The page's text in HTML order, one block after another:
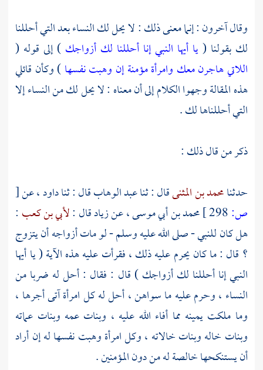
وقال آخرون : إنما معنى ذلك : لا يحل لك النساء بعد التي أحللنا
لك بقولنا (يا أيها النبي إنا أحللنا لك أزواجك ) إلى قوله (
اللاتي هاجرن معك وامرأة مؤمنة إن وهبت نفسها) وكأن قائلي
هذه المقالة وجهوا الكلام إلى أن معناه : لا يحل لك من النساء إلا
التي أحللناها لك .
ذكر من قال ذلك :
حدثنامحمد بن المثنىقال : ثناعبد الوهابقال : ثناداود ،عن[
ص:
محمد بن أبي موسى ،عنزيادقال :لأبي بن كعب :
هل كان للنبي - صلى الله عليه وسلم - لو مات أزواجه أن يتزوج
؟ قال : ما كان يحرم عليه ذلك ، فقرأت عليه هذه الآية ( يا أيها
النبي إنا أحللنا لك أزواجك ) قال : فقال : أحل له ضربا من
النساء ، وحرم عليه ما سواهن ، أحل له كل امرأة آتى أجرها ،
وما ملكت يمينه مما أفاء الله عليه ، وبنات عمه وبنات عماته
وبنات خاله وبنات خالاته ، وكل امرأة وهبت نفسها له إن أراد
أن يستنكحها خالصة له من دون المؤمنين .